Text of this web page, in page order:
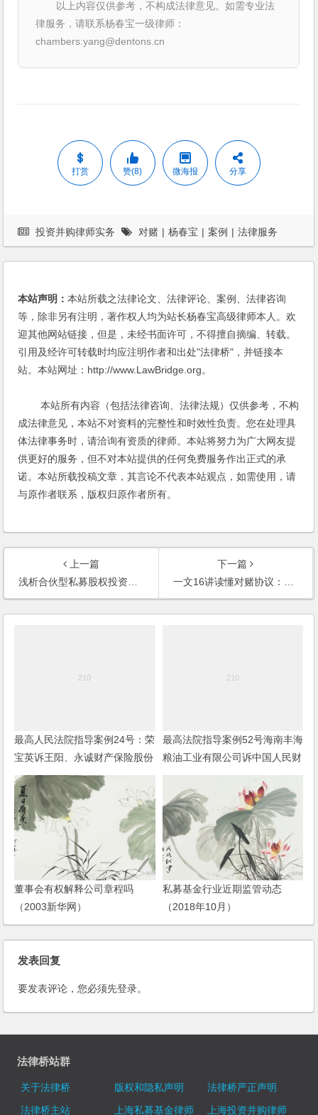
以上内容仅供参考，不构成法律意见。如需专业法
律服务，请联系杨春宝一级律师：
chambers.yang@dentons.cn
打赏 赞(8) 微海报 分享
投资并购律师实务 对赌 | 杨春宝 | 案例 | 法律服务
本站声明：本站所载之法律论文、法律评论、案例、法律咨询
等，除非另有注明，著作权人均为站长杨春宝高级律师本人。欢
迎其他网站链接，但是，未经书面许可，不得擅自摘编、转载。
引用及经许可转载时均应注明作者和出处"法律桥"，并链接本
站。本站网址：http://www.LawBridge.org。
本站所有内容（包括法律咨询、法律法规）仅供参考，不构
成法律意见，本站不对资料的完整性和时效性负责。您在处理具
体法律事务时，请洽询有资质的律师。本站将努力为广大网友提
供更好的服务，但不对本站提供的任何免费服务作出正式的承
诺。本站所载投稿文章，其言论不代表本站观点，如需使用，请
与原作者联系，版权归原作者所有。
上一篇
浅析合伙型私募股权投资基金的LP退出之道
下一篇
一文16讲读懂对赌协议：对赌法律实务问题全面深度解析
最高人民法院指导案例24号：荣
宝英诉王阳、永诚财产保险股份
有限公司江阴支公司机动车交通
事故责任纠纷案
最高法院指导案例52号海南丰海
粮油工业有限公司诉中国人民财
产保险股份有限公司海南省分公
司海上货物运输保险合同纠纷案
董事会有权解释公司章程吗
（2003新华网）
私募基金行业近期监管动态
（2018年10月）
发表回复
要发表评论，您必须先登录。
法律桥站群
关于法律桥 版权和隐私声明
法律桥严正声明
法律桥主站
上海私募基金律师
上海投资并购律师